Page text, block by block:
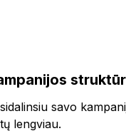
savo
lengviau.